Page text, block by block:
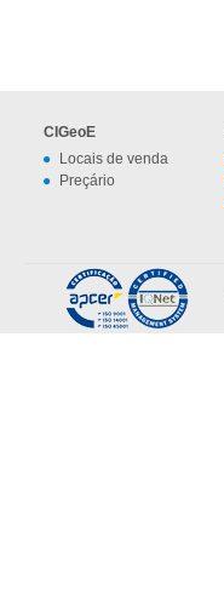
CIGeoE
Locais de venda
Preçário